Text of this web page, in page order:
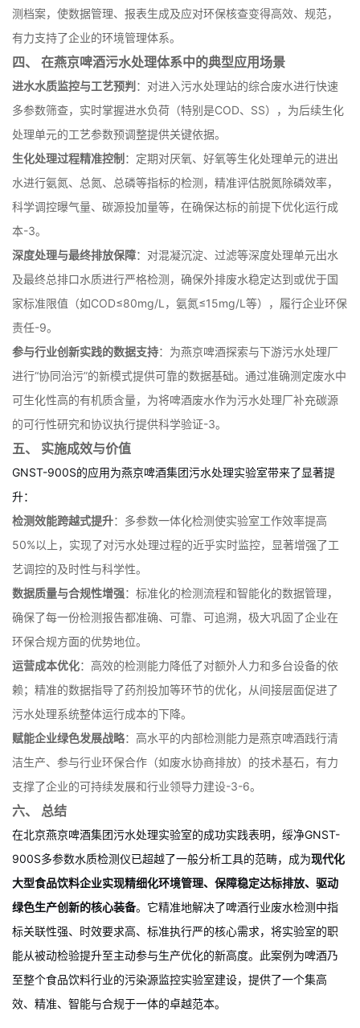
测档案，使数据管理、报表生成及应对环保核查变得高效、规范，
有力支持了企业的环境管理体系。
四、 在燕京啤酒污水处理体系中的典型应用场景
进水水质监控与工艺预判 ：对进入污水处理站的综合废水进行快速
多参数筛查，实时掌握进水负荷（特别是COD、SS），为后续生化
处理单元的工艺参数预调整提供关键依据。
生化处理过程精准控制 ：定期对厌氧、好氧等生化处理单元的进出
水进行氨氮、总氮、总磷等指标的检测，精准评估脱氮除磷效率，
科学调控曝气量、碳源投加量等，在确保达标的前提下优化运行成
本-3。
深度处理与最终排放保障：对混凝沉淀、过滤等深度处理单元出水
及最终总排口水质进行严格检测，确保外排废水稳定达到或优于国
家标准限值（如COD≤80mg/L，氨氮≤15mg/L等），履行企业环保
责任-9。
参与行业创新实践的数据支持：为燕京啤酒探索与下游污水处理厂
进行“协同治污”的新模式提供可靠的数据基础。通过准确测定废水中
可生化性高的有机质含量，为将啤酒废水作为污水处理厂补充碳源
的可行性研究和协议执行提供科学验证-3。
五、 实施成效与价值
GNST-900S的应用为燕京啤酒集团污水处理实验室带来了显著提
升：
检测效能跨越式提升：多参数一体化检测使实验室工作效率提高
50%以上，实现了对污水处理过程的近乎实时监控，显著增强了工
艺调控的及时性与科学性。
数据质量与合规性增强：标准化的检测流程和智能化的数据管理，
确保了每一份检测报告都准确、可靠、可追溯，极大巩固了企业在
环保合规方面的优势地位。
运营成本优化：高效的检测能力降低了对额外人力和多台设备的依
赖；精准的数据指导了药剂投加等环节的优化，从间接层面促进了
污水处理系统整体运行成本的下降。
赋能企业绿色发展战略：高水平的内部检测能力是燕京啤酒践行清
洁生产、参与行业环保合作（如废水协商排放）的技术基石，有力
支撑了企业的可持续发展和行业领导力建设-3-6。
六、 总结
在北京燕京啤酒集团污水处理实验室的成功实践表明，绥净GNST-
900S多参数水质检测仪已超越了一般分析工具的范畴，成为现代化
大型食品饮料企业实现精细化环境管理、保障稳定达标排放、驱动
绿色生产创新的核心装备。它精准地解决了啤酒行业废水检测中指
标关联性强、时效要求高、标准执行严的核心需求，将实验室的职
能从被动检验提升至主动参与生产优化的新高度。此案例为啤酒乃
至整个食品饮料行业的污染源监控实验室建设，提供了一个集高
效、精准、智能与合规于一体的卓越范本。